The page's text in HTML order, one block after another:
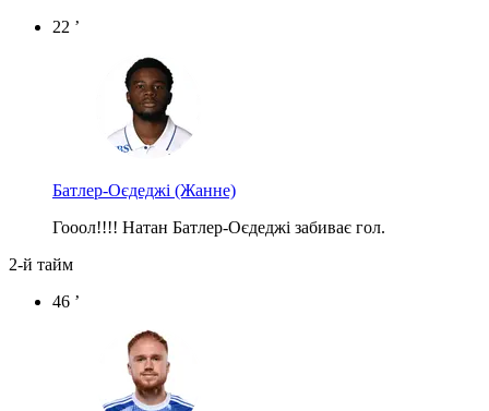
22 ’
Батлер-Оєдеджі (Жанне)
Гооол!!!! Натан Батлер-Оєдеджі забиває гол.
2-й тайм
46 ’